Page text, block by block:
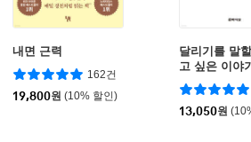
내면 근력
162건
19,800원 (10% 할인)
달리기를 말
고 싶은 이야
13,050원